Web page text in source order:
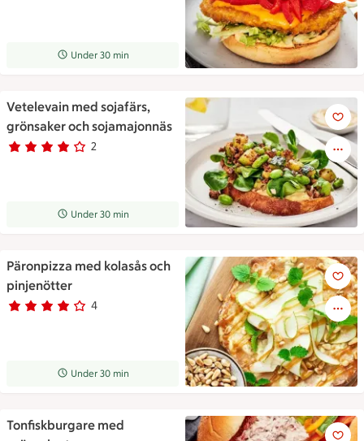
Receptet tar Under 30 min att tillaga
Under 30 min
Vetelevain med sojafärs,
grönsaker och sojamajonnäs
Betyg 4 av 5.
2
2 personer har röstat
Receptet tar Under 30 min att tillaga
Under 30 min
Vetelevain med sojafärs,
Päronpizza med kolasås och
pinjenötter
Betyg 4 av 5.
4
4 personer har röstat
Receptet tar Under 30 min att tillaga
Under 30 min
Päronpizza med kolasås och
Tonfiskburgare med
Tonfiskburgare med